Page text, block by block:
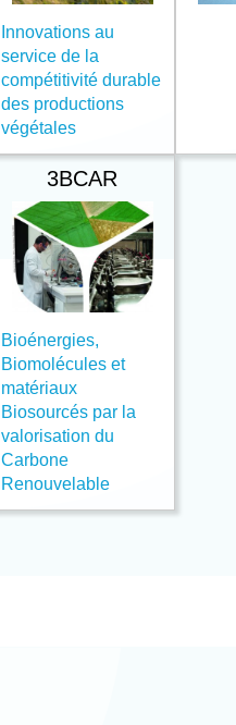
Innovations au
service de la
compétitivité durable
des productions
végétales
3BCAR
Bioénergies,
Biomolécules et
matériaux
Biosourcés par la
valorisation du
Carbone
Renouvelable